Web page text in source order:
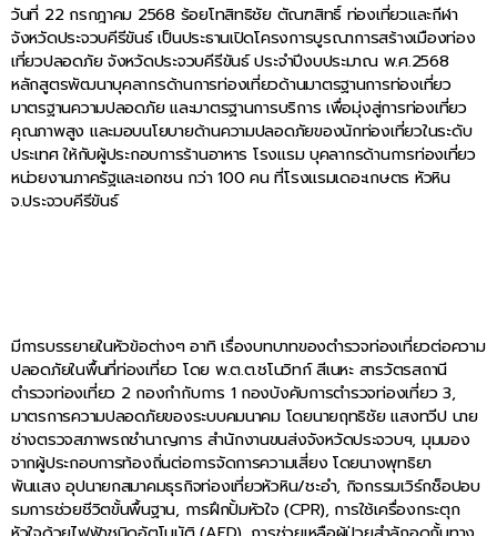
วันที่ 22 กรกฎาคม 2568 ร้อยโทสิทธิชัย ตัณฑสิทธิ์ ท่องเที่ยวและกีฬา
จังหวัดประจวบคีรีขันธ์ เป็นประธานเปิดโครงการบูรณาการสร้างเมืองท่อง
เที่ยวปลอดภัย จังหวัดประจวบคีรีขันธ์ ประจำปีงบประมาณ พ.ศ.2568
หลักสูตรพัฒนาบุคลากรด้านการท่องเที่ยวด้านมาตรฐานการท่องเที่ยว
มาตรฐานความปลอดภัย และมาตรฐานการบริการ เพื่อมุ่งสู่การท่องเที่ยว
คุณภาพสูง และมอบนโยบายด้านความปลอดภัยของนักท่องเที่ยวในระดับ
ประเทศ ให้กับผู้ประกอบการร้านอาหาร โรงแรม บุคลากรด้านการท่องเที่ยว
หน่วยงานภาครัฐและเอกชน กว่า 100 คน ที่โรงแรมเดอะเกษตร หัวหิน
จ.ประจวบคีรีขันธ์
มีการบรรยายในหัวข้อต่างๆ อาทิ เรื่องบทบาทของตำรวจท่องเที่ยวต่อความ
ปลอดภัยในพื้นที่ท่องเที่ยว โดย พ.ต.ต.ชโนวิทก์ สีเนหะ สารวัตรสถานี
ตำรวจท่องเที่ยว 2 กองกำกับการ 1 กองบังคับการตำรวจท่องเที่ยว 3,
มาตรการความปลอดภัยของระบบคมนาคม โดยนายฤทธิชัย แสงทวีป นาย
ช่างตรวจสภาพรถชำนาญการ สำนักงานขนส่งจังหวัดประจวบฯ, มุมมอง
จากผู้ประกอบการท้องถิ่นต่อการจัดการความเสี่ยง โดยนางพุทธิยา
พันแสง อุปนายกสมาคมธุรกิจท่องเที่ยวหัวหิน/ชะอำ, กิจกรรมเวิร์กช็อปอบ
รมการช่วยชีวิตขั้นพื้นฐาน, การฝึกปั้มหัวใจ (CPR), การใช้เครื่องกระตุก